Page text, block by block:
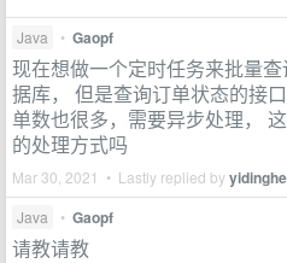
Java • Gaopf
现在想做一个定时任务来批量
据库， 但是查询订单状态的接
单数也很多，需要异步处理，
的处理方式吗
Mar 30, 2021 • Lastly replied byyidinghe
Java • Gaopf
请教请教